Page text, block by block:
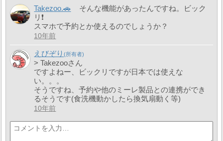
Takezoo.🚗
そんな機能があったんですね。ビック
リ❗️
スマホで予約とか使えるのでしょうか？
10年前
えびぞり
> Takezooさん
ですよねー、ビックリですが日本では使えな
い。。。
そうですね、予約や他のミーレ製品との連携ができ
るそうです(食洗機動かしたら換気扇動く等)
10年前